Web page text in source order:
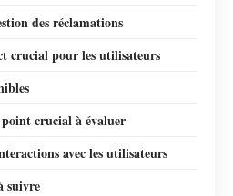
des réclamations
crucial pour les utilisateurs
crucial à évaluer
avec les utilisateurs
suivre